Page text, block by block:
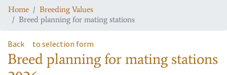
Home
Breeding Values
Breed planning for mating stations
Back to selection form
Breed planning for mating stations